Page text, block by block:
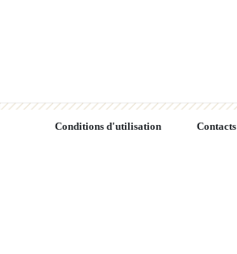
Conditions d'utilisation Contacts